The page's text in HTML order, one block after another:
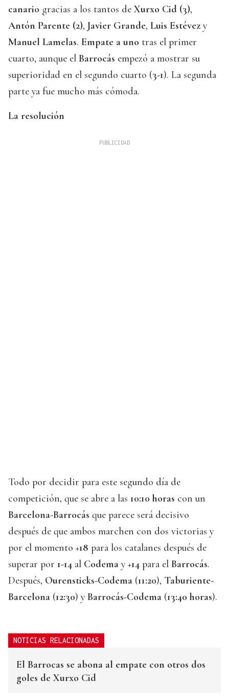
canario gracias a los tantos de Xurxo Cid (3),
Antón Parente (2), Javier Grande, Luis Estévez y
Manuel Lamelas. Empate a uno tras el primer
cuarto, aunque el Barrocás empezó a mostrar su
superioridad en el segundo cuarto (3-1). La segunda
parte ya fue mucho más cómoda.
La resolución
Todo por decidir para este segundo día de
competición, que se abre a las 10:10 horas con un
Barcelona-Barrocás que parece será decisivo
después de que ambos marchen con dos victorias y
por el momento +18 para los catalanes después de
superar por 1-14 al Codema y+14 para el Barrocás.
Después, Ourensticks-Codema (11:20), Taburiente-
Barcelona (12:30) yBarrocás-Codema (13:40 horas).
NOTICIAS RELACIONADAS
El Barrocas se abona al empate con otros dos
goles de Xurxo Cid